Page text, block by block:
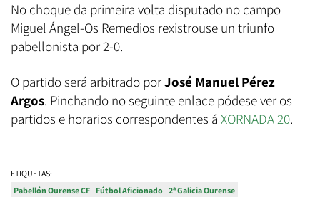
No choque da primeira volta disputado no campo
Miguel Ángel-Os Remedios rexistrouse un triunfo
pabellonista por 2-0.
O partido será arbitrado porJosé Manuel Pérez
Argos. Pinchando no seguinte enlace pódese ver os
partidos e horarios correspondentes á XORNADA 20.
ETIQUETAS:
Pabellón Ourense CF Fútbol Aficionado 2ª Galicia Ourense